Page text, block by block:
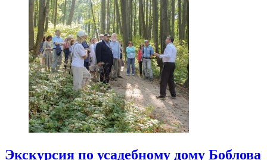
Экскурсия по усадебному дому Боблова